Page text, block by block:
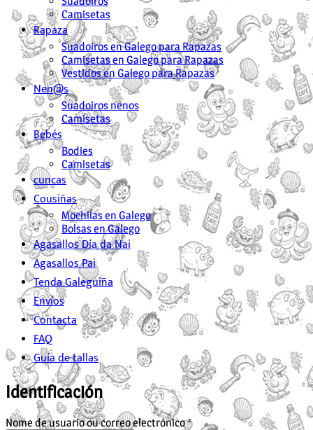
Camisetas
Rapaza
Suadoiros en Galego para Rapazas
Camisetas en Galego para Rapazas
Vestidos en Galego para Rapazas
Nen@s
Suadoiros nenos
Camisetas
Bebés
Bodies
Camisetas
cuncas
Cousiñas
Mochilas en Galego
Bolsas en Galego
Agasallos Día da Nai
Agasallos Pai
Tenda Galeguiña
Envíos
Contacta
FAQ
Guía de tallas
Identificación
Nome de usuario ou correo electrónico*Obrigatorio